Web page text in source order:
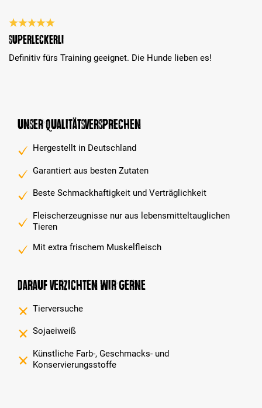
Bewertung mit 5 von 5 Sternen
Superleckerli
Definitiv fürs Training geeignet. Die Hunde lieben es!
Unser Qualitätsversprechen
Hergestellt in Deutschland
Garantiert aus besten Zutaten
Beste Schmackhaftigkeit und Verträglichkeit
Fleischerzeugnisse nur aus lebensmitteltauglichen
Tieren
Mit extra frischem Muskelfleisch
Darauf verzichten wir gerne
Tierversuche
Sojaeiweiß
Künstliche Farb-, Geschmacks- und
Konservierungsstoffe